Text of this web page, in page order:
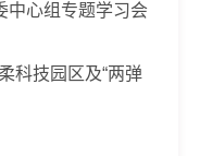
中心组专题学习会
科技园区及“两弹